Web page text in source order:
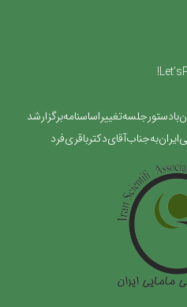
دستور جلسه تغییر اساسنامه برگزار شد
به جناب آقای دکتر باقری فرد